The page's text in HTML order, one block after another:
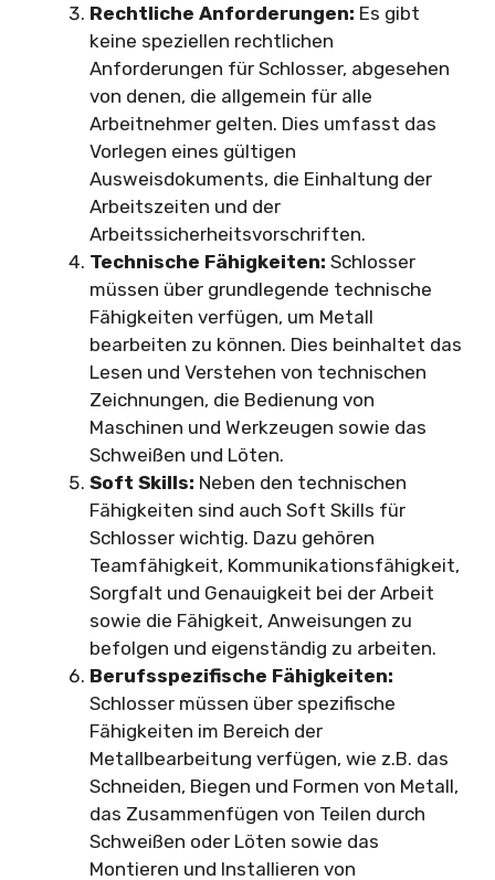
Rechtliche Anforderungen: Es gibt
keine speziellen rechtlichen
Anforderungen für Schlosser, abgesehen
von denen, die allgemein für alle
Arbeitnehmer gelten. Dies umfasst das
Vorlegen eines gültigen
Ausweisdokuments, die Einhaltung der
Arbeitszeiten und der
Arbeitssicherheitsvorschriften.
Technische Fähigkeiten: Schlosser
müssen über grundlegende technische
Fähigkeiten verfügen, um Metall
bearbeiten zu können. Dies beinhaltet das
Lesen und Verstehen von technischen
Zeichnungen, die Bedienung von
Maschinen und Werkzeugen sowie das
Schweißen und Löten.
Soft Skills: Neben den technischen
Fähigkeiten sind auch Soft Skills für
Schlosser wichtig. Dazu gehören
Teamfähigkeit, Kommunikationsfähigkeit,
Sorgfalt und Genauigkeit bei der Arbeit
sowie die Fähigkeit, Anweisungen zu
befolgen und eigenständig zu arbeiten.
Berufsspezifische Fähigkeiten:
Schlosser müssen über spezifische
Fähigkeiten im Bereich der
Metallbearbeitung verfügen, wie z.B. das
Schneiden, Biegen und Formen von Metall,
das Zusammenfügen von Teilen durch
Schweißen oder Löten sowie das
Montieren und Installieren von